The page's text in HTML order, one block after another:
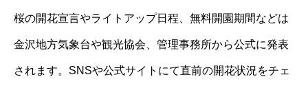
桜の開花宣言やライトアップ日程、無料開園期間などは
金沢地方気象台や観光協会、管理事務所から公式に発表
されます。SNSや公式サイトにて直前の開花状況をチェ